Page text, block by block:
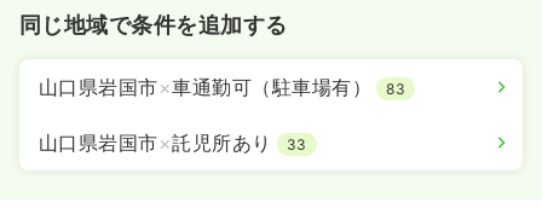
同じ地域で条件を追加する
山口県岩国市×車通勤可（駐車場有） 83
山口県岩国市×託児所あり 33